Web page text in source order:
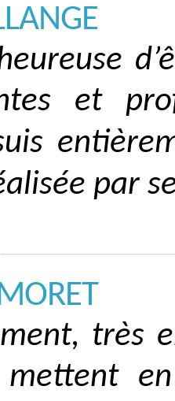
et
par
très